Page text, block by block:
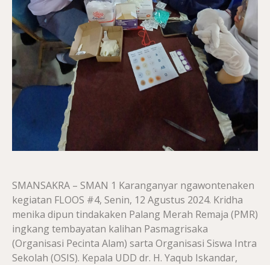
SMANSAKRA – SMAN 1 Karanganyar ngawontenaken
kegiatan FLOOS #4, Senin, 12 Agustus 2024. Kridha
menika dipun tindakaken Palang Merah Remaja (PMR)
ingkang tembayatan kalihan Pasmagrisaka
(Organisasi Pecinta Alam) sarta Organisasi Siswa Intra
Sekolah (OSIS). Kepala UDD dr. H. Yaqub Iskandar,